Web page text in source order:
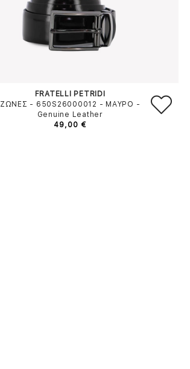
FRATELLI PETRIDI
ΖΩΝΕΣ - 650S26000012 - ΜΑΥΡΟ -
Genuine Leather
49,00 €